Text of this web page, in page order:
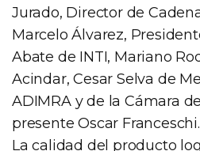
Jurado, Director de
Marcelo Álvarez,
Abate de INTI, Mariano
Acindar, Cesar Selva de
ADIMRA y de la Cámara
presente Oscar Franceschi.
La calidad del producto